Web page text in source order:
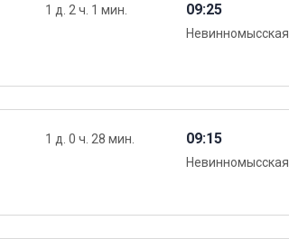
1 д. 2 ч. 1 мин. 09:25
Невинномысская
1 д. 0 ч. 28 мин. 09:15
Невинномысская